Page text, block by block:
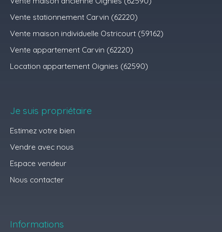
Vente stationnement Carvin (62220)
Vente maison individuelle Ostricourt (59162)
Vente appartement Carvin (62220)
Location appartement Oignies (62590)
Je suis propriétaire
Estimez votre bien
Vendre avec nous
Espace vendeur
Nous contacter
Informations